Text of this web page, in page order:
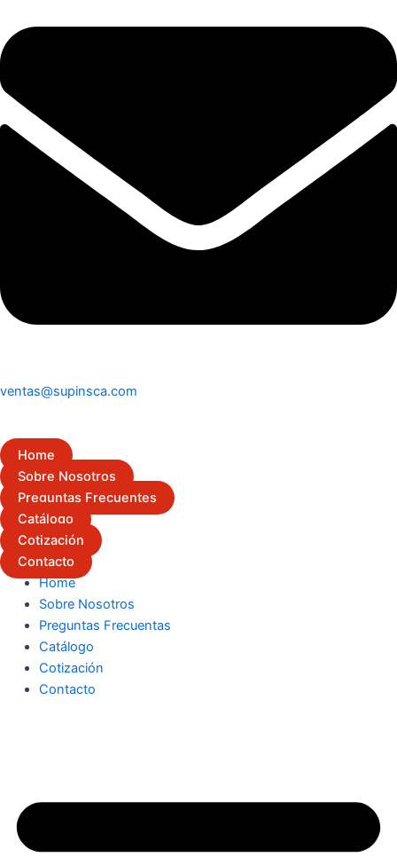
ventas@supinsca.com
Home
Sobre Nosotros
Preguntas Frecuentes
Catálogo
Cotización
Contacto
Home
Sobre Nosotros
Preguntas Frecuentas
Catálogo
Cotización
Contacto